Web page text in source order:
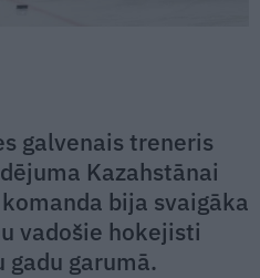
galvenais treneris
Kazahstānai
bija svaigāka
vadošie hokejisti
gadu garumā.